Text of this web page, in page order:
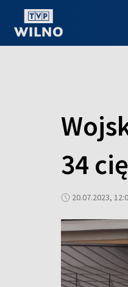
34
20.07.2023,